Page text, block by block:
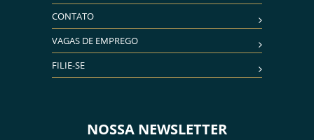
CONTATO
VAGAS DE EMPREGO
FILIE-SE
NOSSA NEWSLETTER